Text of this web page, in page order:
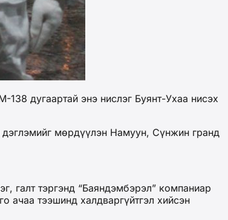
дугаартай энэ нислэг Буянт-Ухаа нисэх
дэглэмийг мөрдүүлэн Намуун, Сүнжин гранд
галт тэргэнд “Баяндэмбэрэл” компаниар
ачаа тээшинд халдваргүйтгэл хийсэн